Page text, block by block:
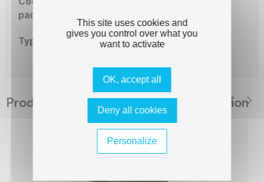
packaging
Type de capacité XL
Produits suggérés The Premium Solution
This site uses cookies and
gives you control over what you
want to activate
OK, accept all
Deny all cookies
Personalize